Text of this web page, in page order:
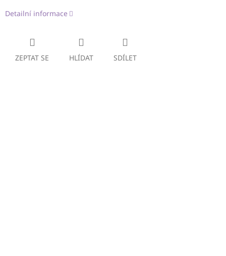
Detailní informace
ZEPTAT SE HLÍDAT SDÍLET